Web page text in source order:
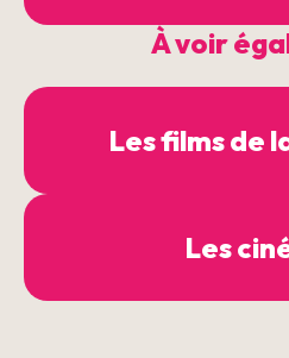
À voir
Les films de
Les